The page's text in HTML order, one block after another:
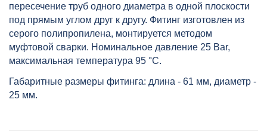
пересечение труб одного диаметра в одной плоскости
под прямым углом друг к другу. Фитинг изготовлен из
серого полипропилена, монтируется методом
муфтовой сварки. Номинальное давление 25 Bar,
максимальная температура 95 °C.
Габаритные размеры фитинга: длина - 61 мм, диаметр -
25 мм.